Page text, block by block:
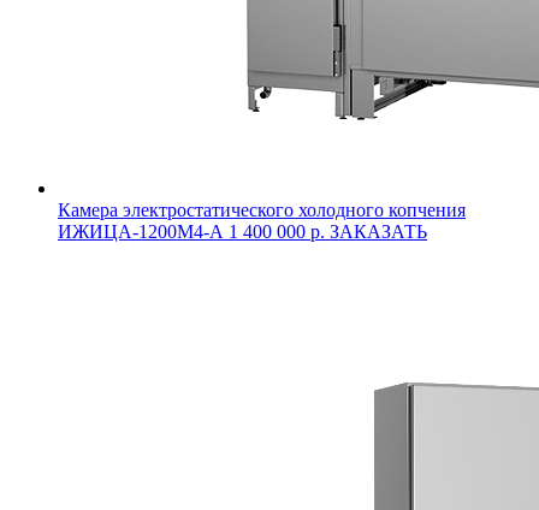
Камера электростатического холодного копчения
ИЖИЦА-1200М4-А 1 400 000 р. ЗАКАЗАТЬ